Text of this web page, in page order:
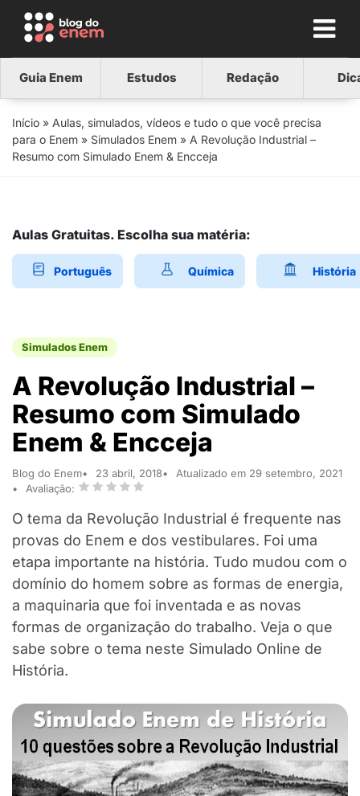
Guia Enem Estudos Redação
Início » Aulas, simulados, vídeos e tudo o que você precisa
para o Enem » Simulados Enem » A Revolução Industrial –
Resumo com Simulado Enem & Encceja
Aulas Gratuitas. Escolha sua matéria:
Português Química História
Simulados Enem
A Revolução Industrial –
Resumo com Simulado
Enem & Encceja
Blog do Enem 23 abril, 2018
Atualizado em 29 setembro, 2021
Avaliação:
O tema da Revolução Industrial é frequente nas
provas do Enem e dos vestibulares. Foi uma
etapa importante na história. Tudo mudou com o
domínio do homem sobre as formas de energia,
a maquinaria que foi inventada e as novas
formas de organização do trabalho. Veja o que
sabe sobre o tema neste Simulado Online de
História.